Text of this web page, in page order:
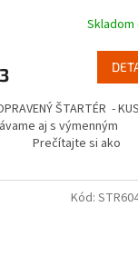
Skladom
ŠTARTÉR -
aj s výmenným
Prečítajte si ako
Kód: